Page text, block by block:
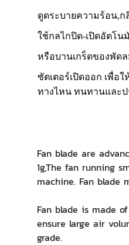
ดูดระบายความร้อน,ก
ใช้กลไกปิด-เปิดอัตโน
หรือบานเกร็ดของพัด
ซัตเตอร์เปิดออก เพื่อ
ทางไหน ทนทานและ
Fan blade are
1g,The fan running
machine. Fan blade
Fan blade is made
ensure large air
grade.